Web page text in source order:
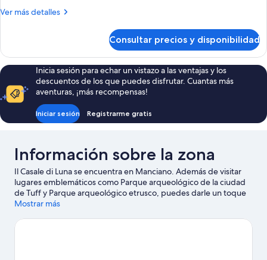
Ver más detalles
Más
planta
baja
Consultar precios y disponibilidad
Inicia sesión para echar un vistazo a las ventajas y los
descuentos de los que puedes disfrutar. Cuantas más
aventuras, ¡más recompensas!
Iniciar sesión Registrarme gratis
Información sobre la zona
Il Casale di Luna se encuentra en Manciano. Además de visitar
lugares emblemáticos como Parque arqueológico de la ciudad
de Tuff y Parque arqueológico etrusco, puedes darle un toque
más activo a tus vacaciones en Terme di Saturnia y Bodega
Cascadas del Molino y Museo de Prehistoria e Historia Antigua
Mostrar más